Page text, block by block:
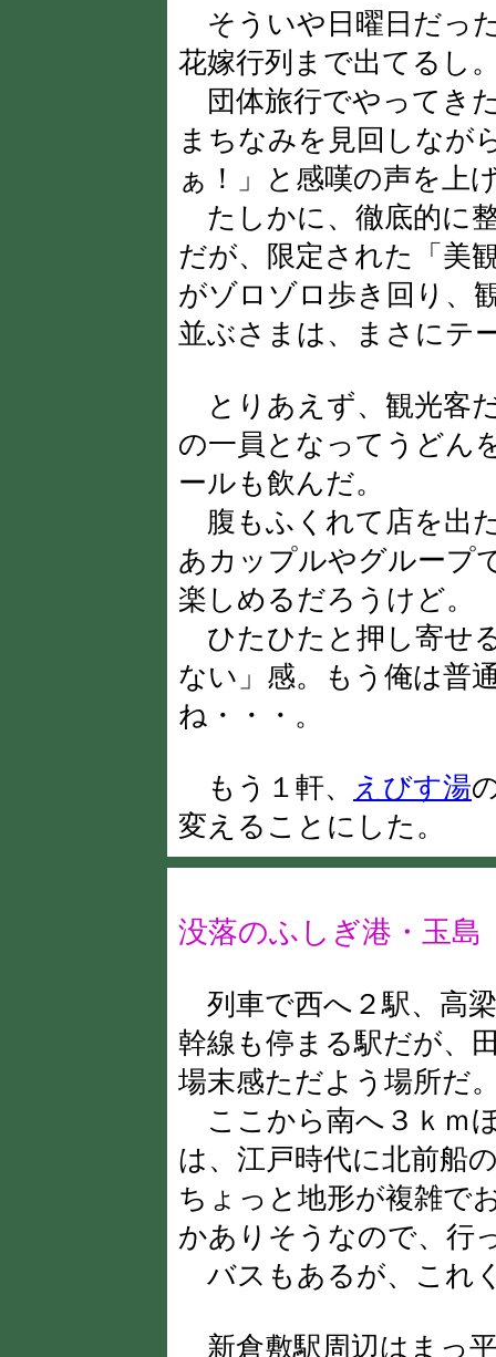
そういや日曜日だっ
花嫁行列まで出てるし
団体旅行でやってき
まちなみを見回しなが
ぁ！」と感嘆の声を上
たしかに、徹底的に
だが、限定された「美
がゾロゾロ歩き回り、
並ぶさまは、まさにテ
とりあえず、観光客
の一員となってうどん
ールも飲んだ。
腹もふくれて店を出
あカップルやグループ
楽しめるだろうけど。
ひたひたと押し寄せ
ない」感。もう俺は普
ね・・・。
もう１軒、 えびす湯
変えることにした。
没落のふしぎ港・玉島
列車で西へ２駅、高
幹線も停まる駅だが、
場末感ただよう場所だ
ここから南へ３ｋｍ
は、江戸時代に北前船
ちょっと地形が複雑で
かありそうなので、行
バスもあるが、これ
新倉敷駅周辺はまっ